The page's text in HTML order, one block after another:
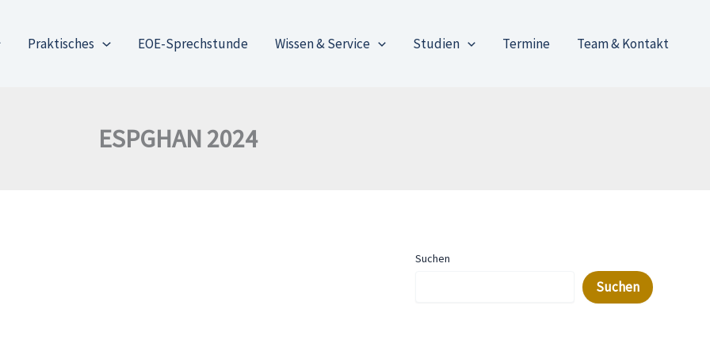
Praktisches EOE-Sprechstunde Wissen & Service Studien Termine Team & Kontakt
ESPGHAN 2024
Suchen
Suchen